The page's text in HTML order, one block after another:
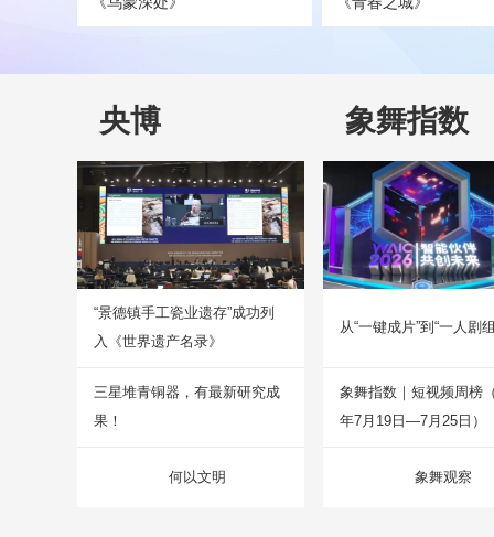
央博
“景德镇手工瓷业遗存”成功列
入《世界遗产名录》
三星堆青铜器，有最新研究成
果！
何以文明
象舞指数
从“一键成片”到“一人剧
象舞指数｜短视频周榜
年7月19日—7月25日）
象舞观察